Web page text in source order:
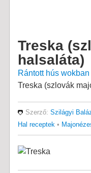
Treska
halsaláta)
Rántott hús wokban
Treska (szlovák
Szerző: Szilágyi
Hal receptek•